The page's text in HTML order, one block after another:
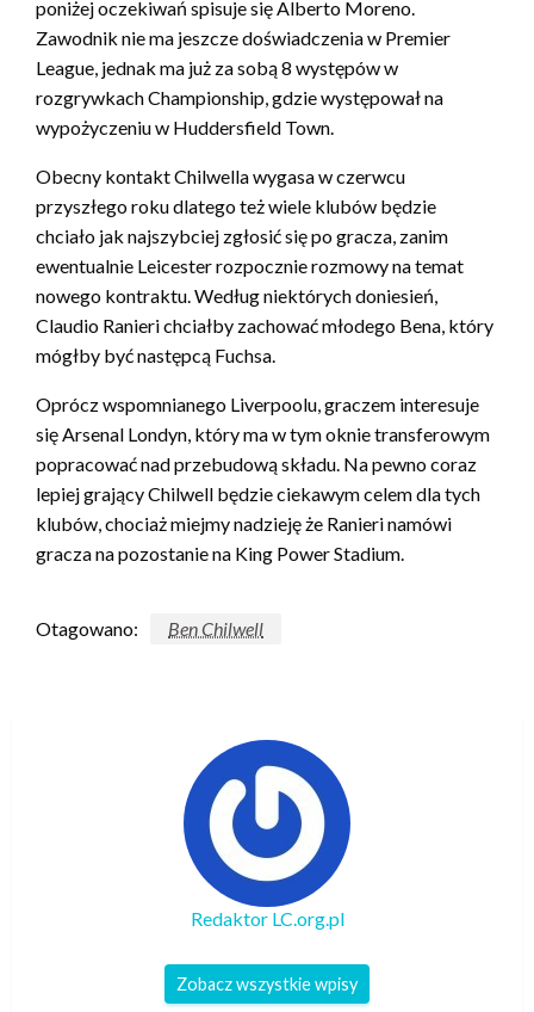
poniżej oczekiwań spisuje się Alberto Moreno.
Zawodnik nie ma jeszcze doświadczenia w Premier
League, jednak ma już za sobą 8 występów w
rozgrywkach Championship, gdzie występował na
wypożyczeniu w Huddersfield Town.
Obecny kontakt Chilwella wygasa w czerwcu
przyszłego roku dlatego też wiele klubów będzie
chciało jak najszybciej zgłosić się po gracza, zanim
ewentualnie Leicester rozpocznie rozmowy na temat
nowego kontraktu. Według niektórych doniesień,
Claudio Ranieri chciałby zachować młodego Bena, który
mógłby być następcą Fuchsa.
Oprócz wspomnianego Liverpoolu, graczem interesuje
się Arsenal Londyn, który ma w tym oknie transferowym
popracować nad przebudową składu. Na pewno coraz
lepiej grający Chilwell będzie ciekawym celem dla tych
klubów, chociaż miejmy nadzieję że Ranieri namówi
gracza na pozostanie na King Power Stadium.
Otagowano: Ben Chilwell
Redaktor LC.org.pl
Zobacz wszystkie wpisy